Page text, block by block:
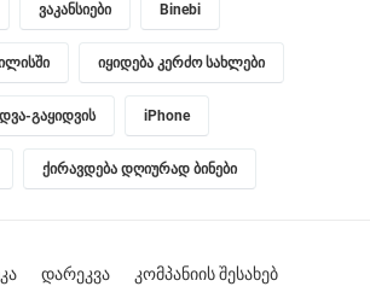
ვაკანსიები Binebi
იყიდება კერძო სახლები
გაყიდვის iPhone
ქირავდება დღიურად ბინები
დარეკვა კომპანიის შესახებ